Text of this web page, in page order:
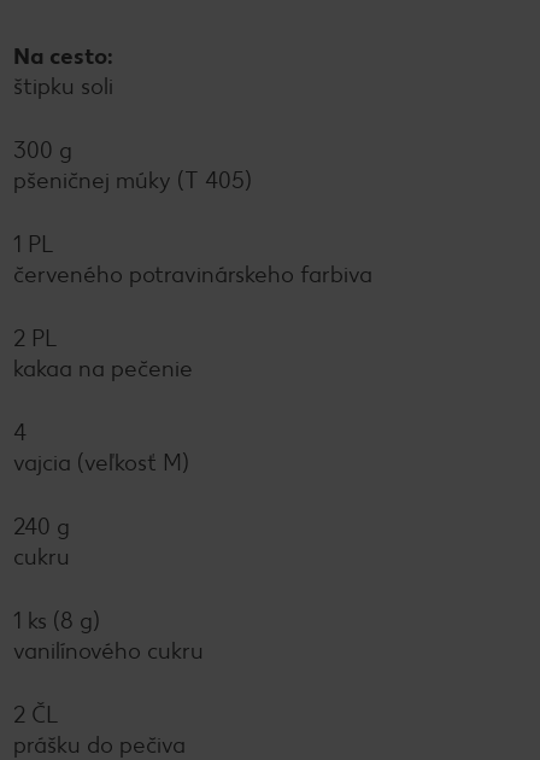
Na cesto:
štipku soli
300 g
pšeničnej múky (T 405)
1 PL
červeného potravinárskeho farbiva
2 PL
kakaa na pečenie
4
vajcia (veľkosť M)
240 g
cukru
1 ks (8 g)
vanilínového cukru
2 ČL
prášku do pečiva